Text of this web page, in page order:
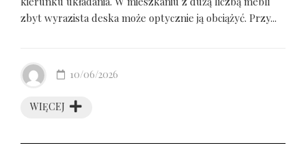
zbyt wyrazista deska może optycznie ją obciążyć. Przy...
WIĘCEJ
10/06/2026